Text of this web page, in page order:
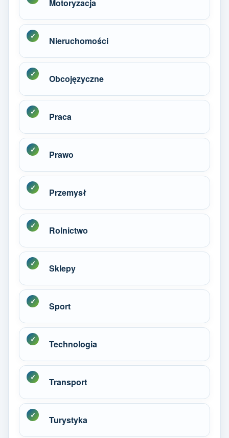
Motoryzacja
Nieruchomości
Obcojęzyczne
Praca
Prawo
Przemysł
Rolnictwo
Sklepy
Sport
Technologia
Transport
Turystyka